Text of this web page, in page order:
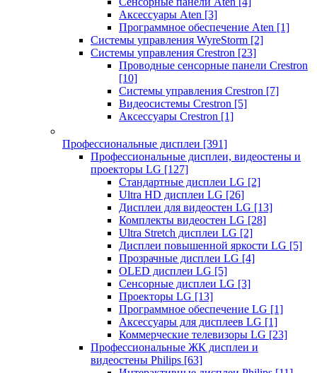
Аксессуары Aten [3]
Программное обеспечение Aten [1]
Системы управления WyreStorm [2]
Системы управления Crestron [23]
Проводные сенсорные панели Crestron
[10]
Системы управления Crestron [7]
Видеосистемы Crestron [5]
Аксессуары Crestron [1]
Профессиональные дисплеи [391]
Профессиональные дисплеи, видеостены и
проекторы LG [127]
Стандартные дисплеи LG [2]
Ultra HD дисплеи LG [26]
Дисплеи для видеостен LG [13]
Комплекты видеостен LG [28]
Ultra Stretch дисплеи LG [2]
Дисплеи повышенной яркости LG [5]
Прозрачные дисплеи LG [4]
OLED дисплеи LG [5]
Сенсорные дисплеи LG [3]
Проекторы LG [13]
Программное обеспечение LG [1]
Аксессуары для дисплеев LG [1]
Коммерческие телевизоры LG [23]
Профессиональные ЖК дисплеи и
видеостены Philips [63]